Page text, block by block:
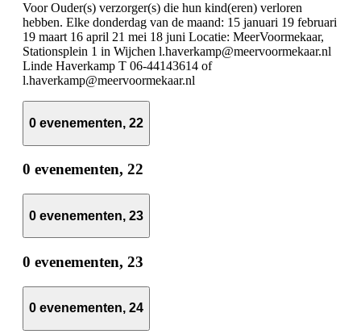
Voor Ouder(s) verzorger(s) die hun kind(eren) verloren
hebben. Elke donderdag van de maand: 15 januari 19 februari
19 maart 16 april 21 mei 18 juni Locatie: MeerVoormekaar,
Stationsplein 1 in Wijchen l.haverkamp@meervoormekaar.nl
Linde Haverkamp T 06-44143614 of
l.haverkamp@meervoormekaar.nl
0 evenementen, 22
0 evenementen, 22
0 evenementen, 23
0 evenementen, 23
0 evenementen, 24